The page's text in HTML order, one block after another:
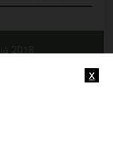
2018
x